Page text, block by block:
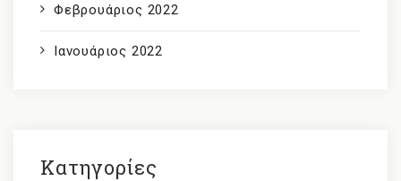
Φεβρουάριος 2022
Ιανουάριος 2022
Κατηγορίες